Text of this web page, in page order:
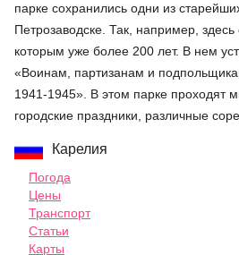
парке сохранились одни из
Петрозаводске. Так, например, здесь
которым уже более 200 лет. В нем
«Воинам, партизанам и
1941-1945». В этом парке проходят
городские праздники, различные
Карелия
Погода
Цены
Транспорт
Статьи
Карты